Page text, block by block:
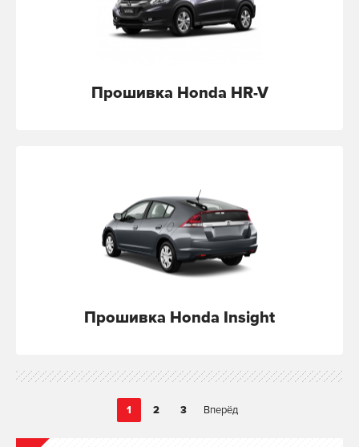
Прошивка Honda HR-V
Прошивка Honda Insight
1 2 3 Вперёд